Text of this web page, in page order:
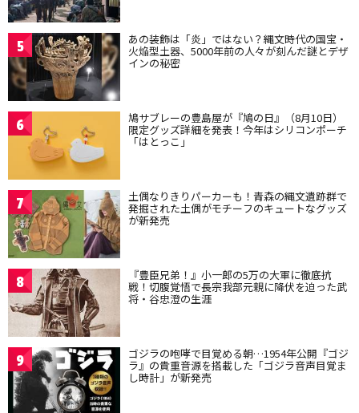
5 あの装飾は「炎」ではない？縄文時代の国宝・
火焔型土器、5000年前の人々が刻んだ謎とデザ
インの秘密
6 鳩サブレーの豊島屋が『鳩の日』（8月10日）
限定グッズ詳細を発表！今年はシリコンポーチ
「はとっこ」
7 土偶なりきりパーカーも！青森の縄文遺跡群で
発掘された土偶がモチーフのキュートなグッズ
が新発売
8 『豊臣兄弟！』小一郎の5万の大軍に徹底抗
戦！切腹覚悟で長宗我部元親に降伏を迫った武
将・谷忠澄の生涯
9 ゴジラの咆哮で目覚める朝…1954年公開『ゴジ
ラ』の貴重音源を搭載した「ゴジラ音声目覚ま
し時計」が新発売